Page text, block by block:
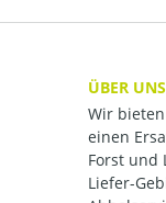
ÜBER UNS
Wir
einen
Forst und
Liefer-